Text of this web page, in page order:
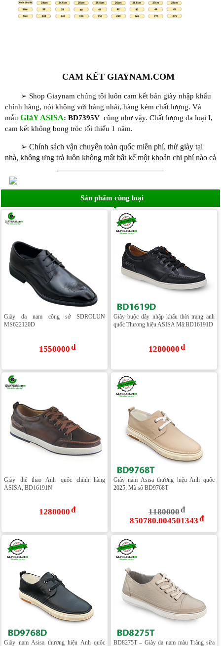
CAM KẾT GIAYNAM.COM
➢ Shop Giaynam chúng tôi luôn cam kết bán giày nhập khẩu
chính hãng, nói không với hàng nhái, hàng kém chất lượng. Và
mẫu GIàY ASISA: BD7395V cũng như vậy. Chất lượng da loại I,
cam kết không bong tróc tối thiểu 1 năm.
➢ Chính sách vận chuyển toàn quốc miễn phí, thử giày tại
nhà, không ưng trả luôn không mất bất kể một khoản chi phí nào cả
Sản phẩm cùng loại
Giày da nam công sở SDROLUN
MS622120D
1550000
Giày buộc dây nhập khẩu thời trang anh
quốc Thương hiệu ASISA Mã:BD16191D
1280000
Giày thể thao Anh quốc chính hãng
ASISA; BD16191N
1280000
Giày nam Asisa thương hiệu Anh quốc
2025; Mã số BD9768T
1180000
850780.004501343
Giày nam Asisa thương hiệu Anh quốc BD8275T – Giày da nam màu Trắng sữa